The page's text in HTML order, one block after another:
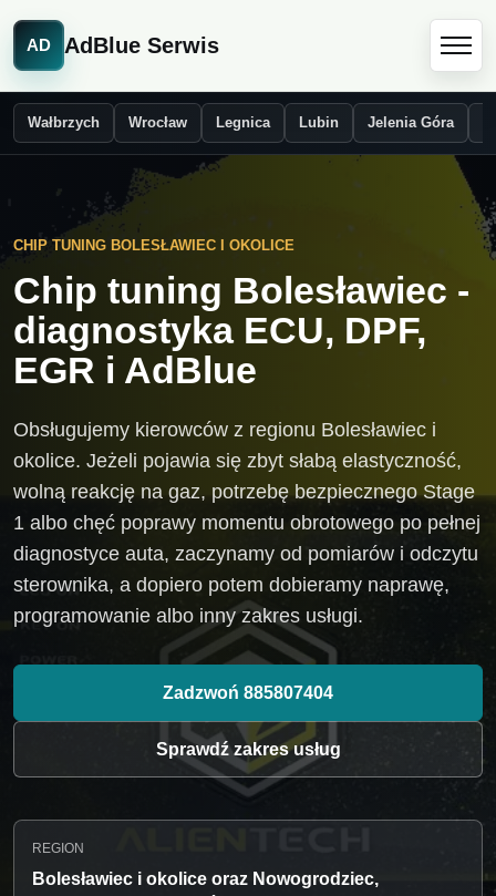
AD AdBlue Serwis
Wałbrzych Wrocław Legnica Lubin Jelenia Góra
CHIP TUNING BOLESŁAWIEC I OKOLICE
Chip tuning Bolesławiec -
diagnostyka ECU, DPF,
EGR i AdBlue
Obsługujemy kierowców z regionu Bolesławiec i
okolice. Jeżeli pojawia się zbyt słabą elastyczność,
wolną reakcję na gaz, potrzebę bezpiecznego Stage
1 albo chęć poprawy momentu obrotowego po pełnej
diagnostyce auta, zaczynamy od pomiarów i odczytu
sterownika, a dopiero potem dobieramy naprawę,
programowanie albo inny zakres usługi.
Zadzwoń 885807404
Sprawdź zakres usług
REGION
Bolesławiec i okolice oraz Nowogrodziec,